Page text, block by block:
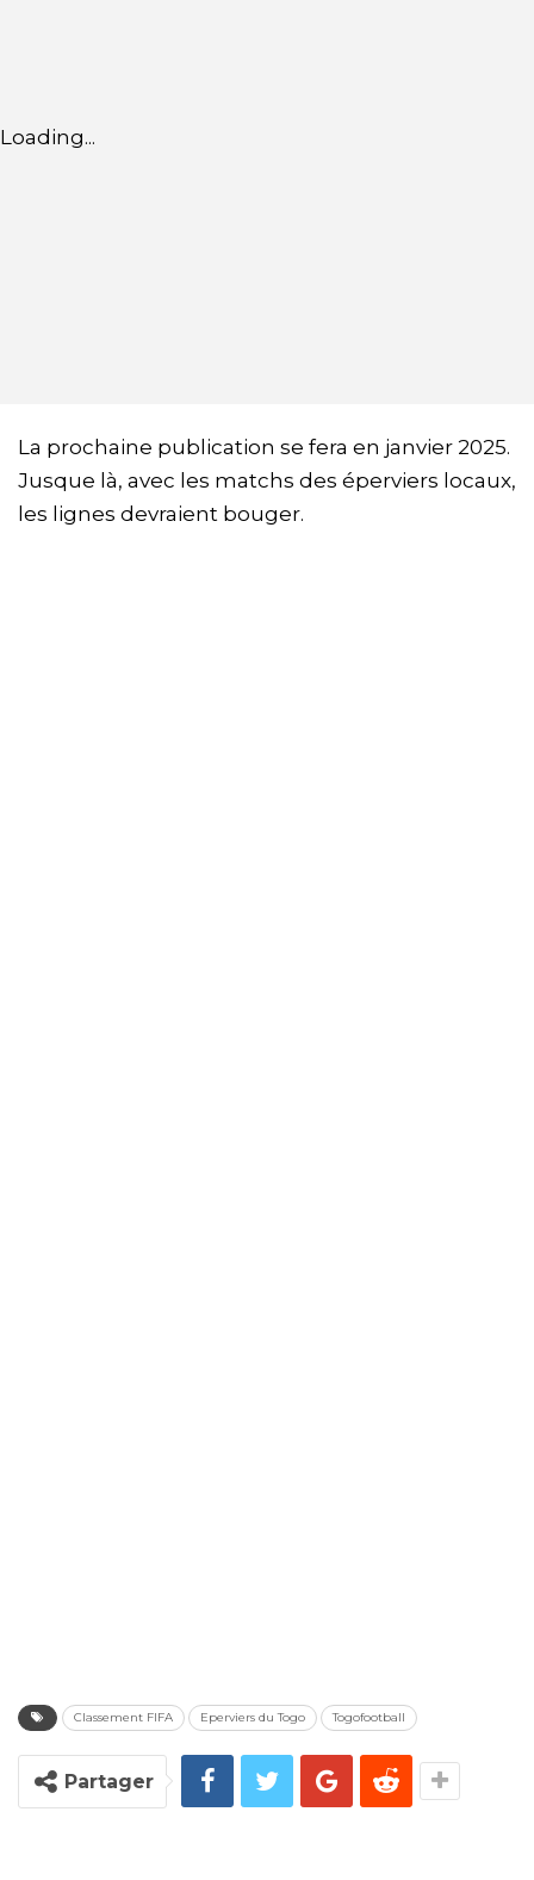
Loading...
La prochaine publication se fera en janvier 2025.
Jusque là, avec les matchs des éperviers locaux,
les lignes devraient bouger.
Classement FIFA Eperviers du Togo Togofootball
Partager